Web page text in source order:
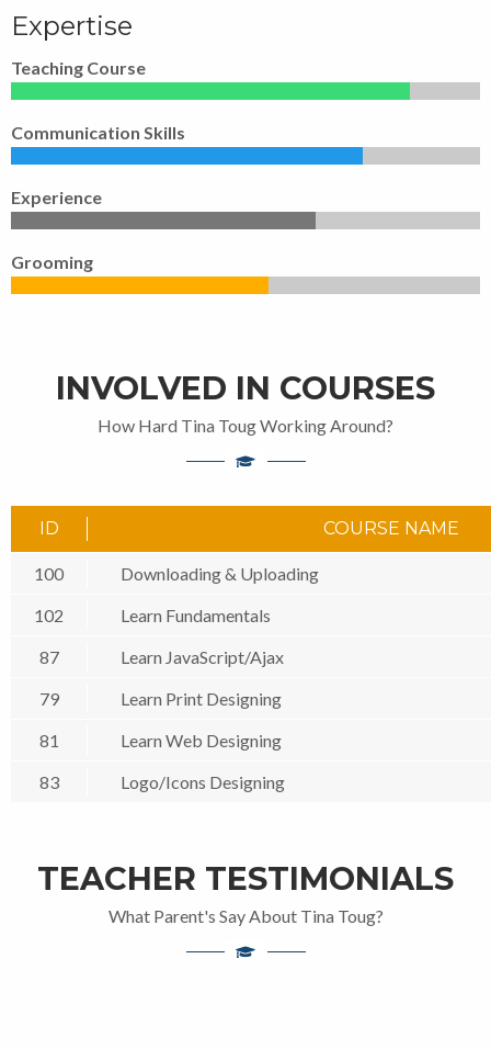
Expertise
Teaching Course
Communication Skills
Experience
Grooming
INVOLVED IN COURSES
How Hard Tina Toug Working Around?
ID COURSE NAME
100
Downloading & Uploading
102
Learn Fundamentals
87
Learn JavaScript/Ajax
79
Learn Print Designing
81
Learn Web Designing
83
Logo/Icons Designing
TEACHER TESTIMONIALS
What Parent's Say About Tina Toug?